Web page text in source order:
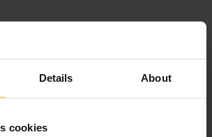
Details About
cookies
implementado em colaboração com
com o ABG a investir no
de euros no projeto. Na primeira
mais de 24 mil metros quadrados serão